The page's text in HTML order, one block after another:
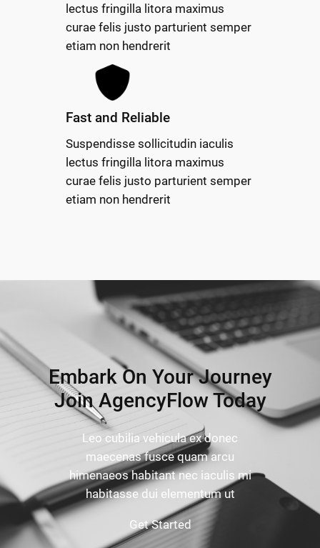
lectus fringilla litora maximus
curae felis justo parturient semper
etiam non hendrerit
Fast and Reliable
Suspendisse sollicitudin iaculis
lectus fringilla litora maximus
curae felis justo parturient semper
etiam non hendrerit
Embark On Your Journey
Join AgencyFlow Today
Leo cubilia vehicula ex donec
maecenas fusce quam arcu
himenaeos habitant nec iaculis mi
habitasse dui elementum ut
Get Started